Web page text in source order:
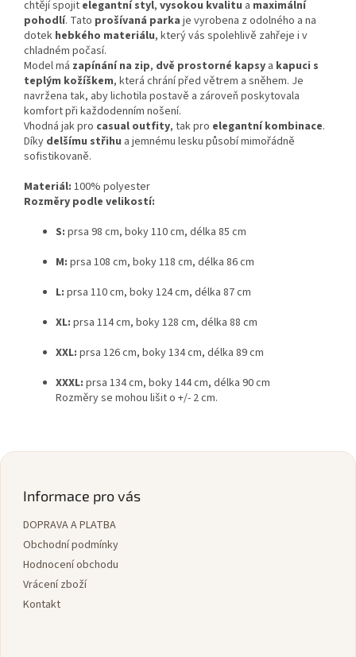
chtějí spojit elegantní styl, vysokou kvalitu a maximální
pohodlí. Tato prošívaná parka je vyrobena z odolného a na
dotek hebkého materiálu, který vás spolehlivě zahřeje i v
chladném počasí.
Model má zapínání na zip, dvě prostorné kapsy a kapuci s
teplým kožíškem, která chrání před větrem a sněhem. Je
navržena tak, aby lichotila postavě a zároveň poskytovala
komfort při každodenním nošení.
Vhodná jak pro casual outfity, tak pro elegantní kombinace.
Díky delšímu střihu a jemnému lesku působí mimořádně
sofistikovaně.
Materiál: 100% polyester
Rozměry podle velikostí:
S: prsa 98 cm, boky 110 cm, délka 85 cm
M: prsa 108 cm, boky 118 cm, délka 86 cm
L: prsa 110 cm, boky 124 cm, délka 87 cm
XL: prsa 114 cm, boky 128 cm, délka 88 cm
XXL: prsa 126 cm, boky 134 cm, délka 89 cm
XXXL: prsa 134 cm, boky 144 cm, délka 90 cm
Rozměry se mohou lišit o +/- 2 cm.
Z
Informace pro vás
DOPRAVA A PLATBA
Obchodní podmínky
Hodnocení obchodu
Vrácení zboží
Kontakt